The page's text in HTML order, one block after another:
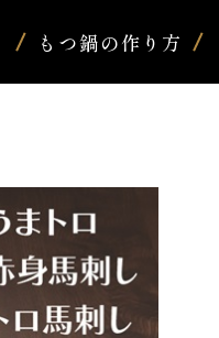
もつ鍋の作り方